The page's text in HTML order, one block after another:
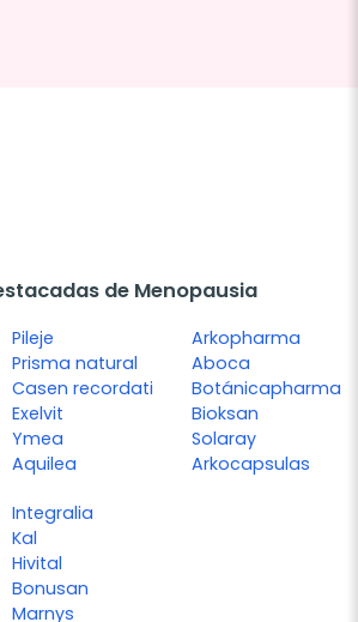
de Menopausia
Pileje
Prisma natural
Casen recordati
Exelvit
Ymea
Aquilea
Arkopharma
Aboca
Botánicapharma
Bioksan
Solaray
Arkocapsulas
Integralia
Kal
Hivital
Bonusan
Marnys